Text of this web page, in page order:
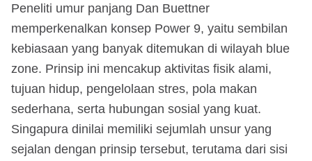
Peneliti umur panjang Dan Buettner
memperkenalkan konsep Power 9, yaitu sembilan
kebiasaan yang banyak ditemukan di wilayah blue
zone. Prinsip ini mencakup aktivitas fisik alami,
tujuan hidup, pengelolaan stres, pola makan
sederhana, serta hubungan sosial yang kuat.
Singapura dinilai memiliki sejumlah unsur yang
sejalan dengan prinsip tersebut, terutama dari sisi